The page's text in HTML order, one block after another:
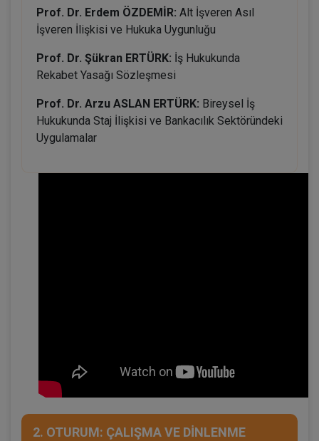
Prof. Dr. Erdem ÖZDEMİR: Alt İşveren Asıl
İşveren İlişkisi ve Hukuka Uygunluğu
Prof. Dr. Şükran ERTÜRK: İş Hukukunda
Rekabet Yasağı Sözleşmesi
Prof. Dr. Arzu ASLAN ERTÜRK: Bireysel İş
Hukukunda Staj İlişkisi ve Bankacılık Sektöründeki
Uygulamalar
2. OTURUM: ÇALIŞMA VE DİNLENME